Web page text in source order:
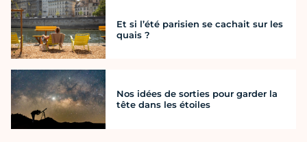
Et si l’été parisien se cachait sur les
quais ?
Nos idées de sorties pour garder la
tête dans les étoiles